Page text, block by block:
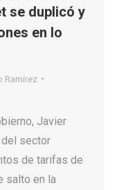
se duplicó y
en lo
Ramirez
Javier
sector
de tarifas de
salto en la